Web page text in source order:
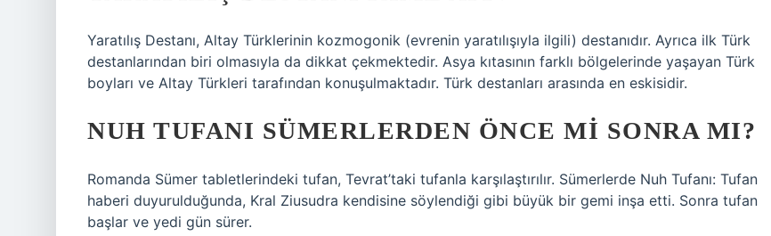
Yaratılış Destanı, Altay Türklerinin kozmogonik (evrenin yaratılışıyla ilgili) destanıdır. Ayrıca ilk Türk
destanlarından biri olmasıyla da dikkat çekmektedir. Asya kıtasının farklı bölgelerinde yaşayan Türk
boyları ve Altay Türkleri tarafından konuşulmaktadır. Türk destanları arasında en eskisidir.
NUH TUFANI SÜMERLERDEN ÖNCE MI SONRA MI?
Romanda Sümer tabletlerindeki tufan, Tevrat’taki tufanla karşılaştırılır. Sümerlerde Nuh Tufanı: Tufan
haberi duyurulduğunda, Kral Ziusudra kendisine söylendiği gibi büyük bir gemi inşa etti. Sonra tufan
başlar ve yedi gün sürer.